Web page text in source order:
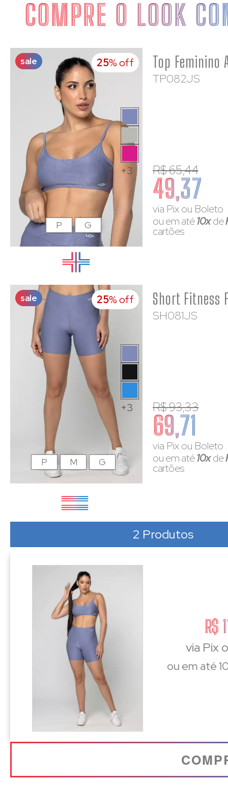
COMPRE O LOOK
sale 25% off
+3
TP082JS
R$ 65,44
49,37
via Pix ou Boleto
ou em até10xde
cartões
P G
sale 25% off
+3
SH081JS
R$ 93,33
69,71
via Pix ou Boleto
ou em até10xde
cartões
P M G
2 Produtos
R$
via Pix
ou em até